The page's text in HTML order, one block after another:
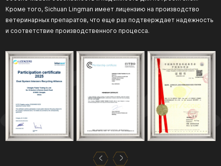
Кроме того, Sichuan Lingman имеет лицензию на производство
ветеринарных препаратов, что еще раз подтверждает надежность
и соответствие производственного процесса.